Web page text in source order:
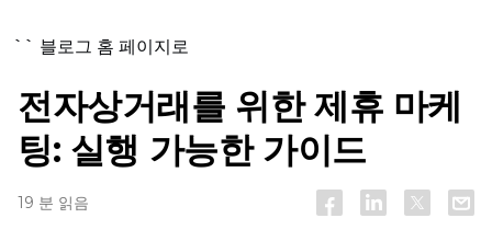
`` 블로그 홈 페이지로
전자상거래를 위한 제휴 마케
팅: 실행 가능한 가이드
19 분 읽음